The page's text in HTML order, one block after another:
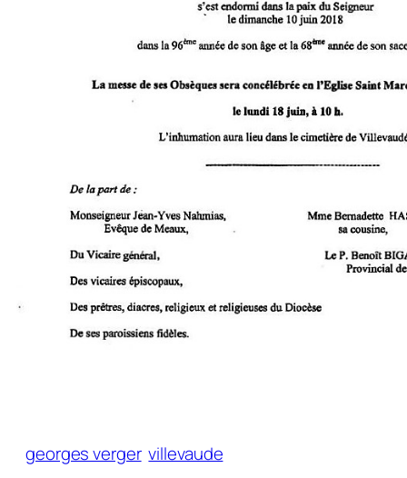
georges verger villevaude